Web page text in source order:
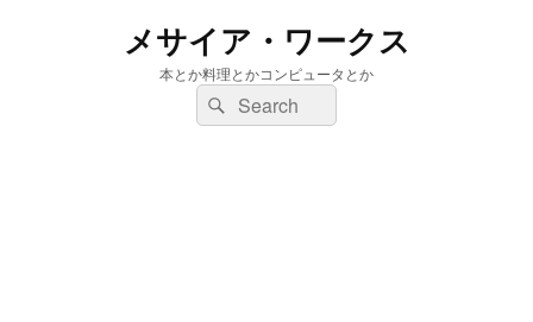
メサイア・ワークス
本とか料理とかコンピュータとか
検
索:
検
索